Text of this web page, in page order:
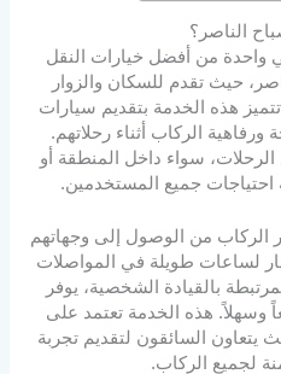
الناصر؟
واحدة من أفضل خيارات النقل
حيث تقدم للسكان والزوار
هذه الخدمة بتقديم سيارات
الركاب أثناء رحلاتهم.
سواء داخل المنطقة أو
احتياجات جميع المستخدمين.
من الوصول إلى وجهاتهم
لساعات طويلة في المواصلات
بالقيادة الشخصية، يوفر
وسهلاً. هذه الخدمة تعتمد على
السائقون لتقديم تجربة
لجميع الركاب.